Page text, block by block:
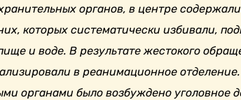
органов, в центре
которых систематически избивали,
и воде. В результате жестокого
в реанимационное
органами было возбуждено уголовное